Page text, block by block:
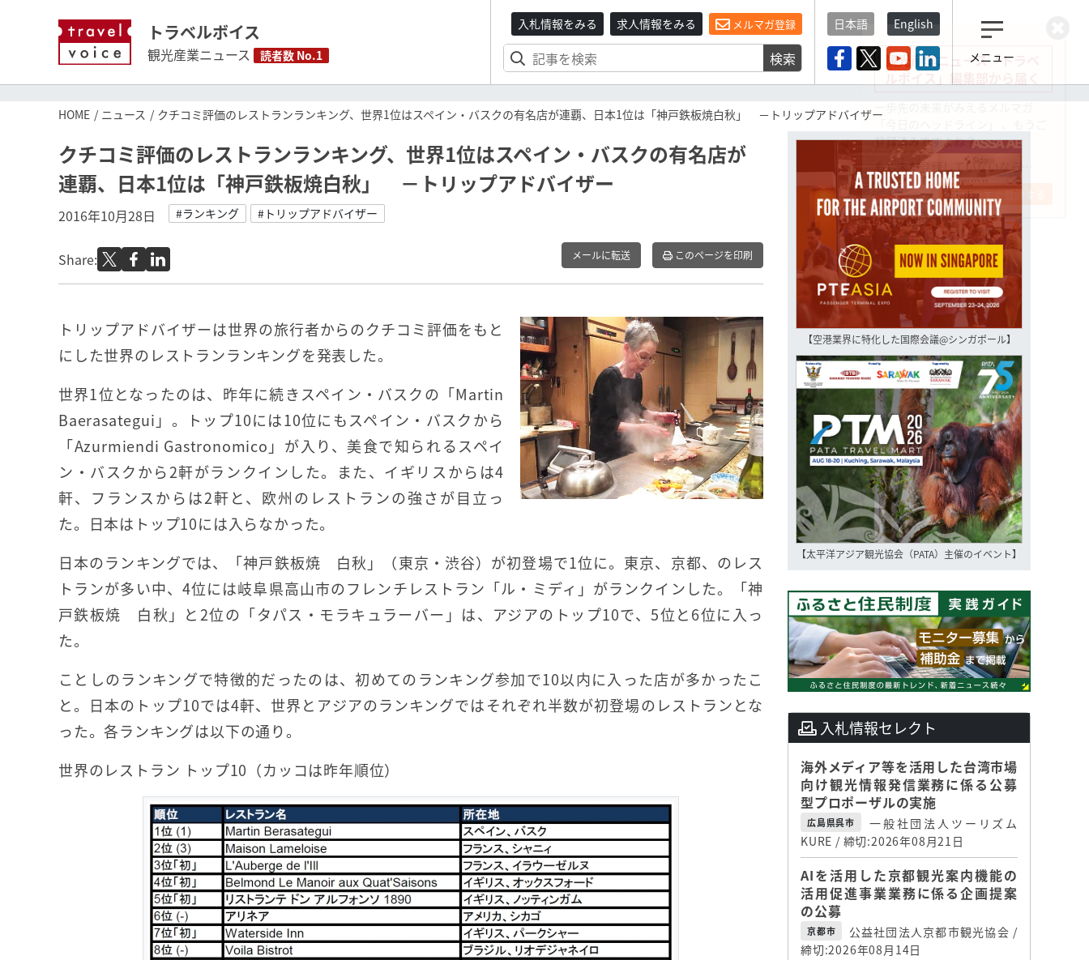
トラベルボイス
観光産業ニュース 読者数 No.1
入札情報をみる 求人情報をみる メルマガ登録
検索
日本語 English
メニュー
HOME ニュース クチコミ評価のレストランランキング、世界1位はスペイン・バスクの有名店が連覇、日本1位は「神戸鉄板焼白秋」 －トリップアドバイザー
クチコミ評価のレストランランキング、世界1位はスペイン・バスクの有名店が
連覇、日本1位は「神戸鉄板焼白秋」 －トリップアドバイザー
2016年10月28日 #ランキング #トリップアドバイザー
Share: メールに転送 このページを印刷
トリップアドバイザーは世界の旅行者からのクチコミ評価をもと
にした世界のレストランランキングを発表した。
世界1位となったのは、昨年に続きスペイン・バスクの「Martin
Baerasategui」。トップ10には10位にもスペイン・バスクから
「Azurmiendi Gastronomico」が入り、美食で知られるスペイ
ン・バスクから2軒がランクインした。また、イギリスからは4
軒、フランスからは2軒と、欧州のレストランの強さが目立っ
た。日本はトップ10には入らなかった。
日本のランキングでは、「神戸鉄板焼 白秋」（東京・渋谷）が初登場で1位に。東京、京都、のレス
トランが多い中、4位には岐阜県高山市のフレンチレストラン「ル・ミディ」がランクインした。「神
戸鉄板焼 白秋」と2位の「タパス・モラキュラーバー」は、アジアのトップ10で、5位と6位に入っ
た。
ことしのランキングで特徴的だったのは、初めてのランキング参加で10以内に入った店が多かったこ
と。日本のトップ10では4軒、世界とアジアのランキングではそれぞれ半数が初登場のレストランとな
った。各ランキングは以下の通り。
世界のレストラン トップ10（カッコは昨年順位）
【空港業界に特化した国際会議@シンガポール】
【太平洋アジア観光協会（PATA）主催のイベント】
入札情報セレクト
海外メディア等を活用した台湾市場
向け観光情報発信業務に係る公募
型プロポーザルの実施
広島県呉市
一般社団法人ツーリズム
KURE / 締切:2026年08月21日
AIを活用した京都観光案内機能の
活用促進事業業務に係る企画提案
の公募
京都市
公益社団法人京都市観光協会 /
締切:2026年08月14日
観光産業ニュース「トラベ
登録済みですよね？
もし未だ登録していないなら…
いますぐ登録する